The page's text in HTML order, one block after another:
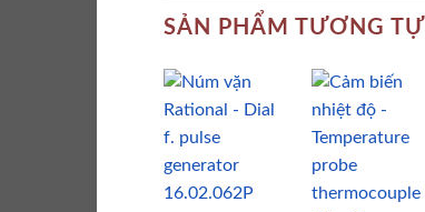
SẢN PHẨM TƯƠNG TỰ
Add to